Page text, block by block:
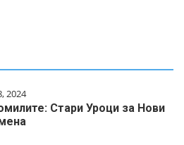
2024
Стари Уроци за Нови